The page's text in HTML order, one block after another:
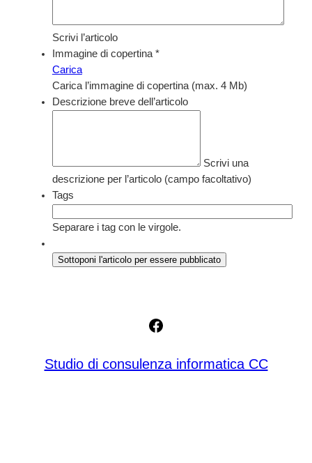
Scrivi l’articolo
Immagine di copertina*
Carica
Carica l’immagine di copertina (max. 4 Mb)
Descrizione breve dell’articolo
Scrivi una
descrizione per l’articolo (campo facoltativo)
Tags
Separare i tag con le virgole.
Facebook
Studio di consulenza informatica CC